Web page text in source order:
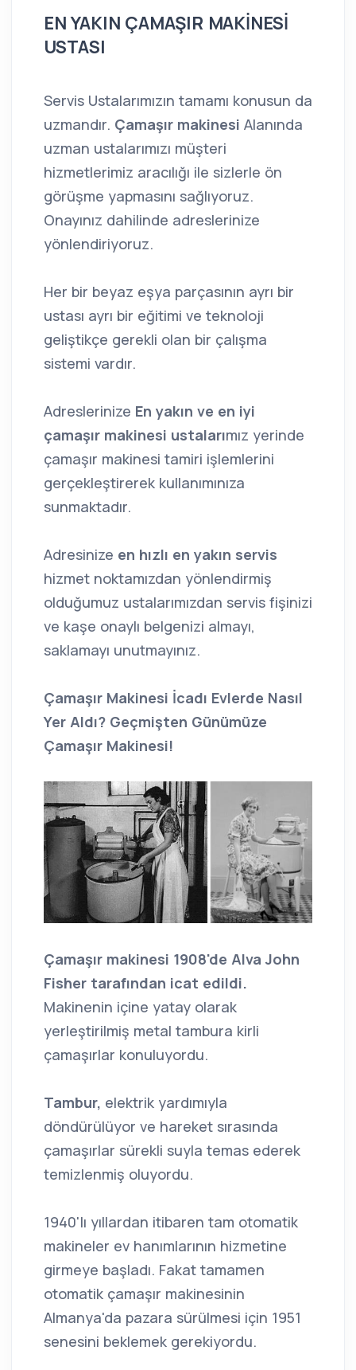
EN YAKIN ÇAMAŞIR MAKİNESİ
USTASI
Servis Ustalarımızın tamamı konusun da
uzmandır. Çamaşır makinesi Alanında
uzman ustalarımızı müşteri
hizmetlerimiz aracılığı ile sizlerle ön
görüşme yapmasını sağlıyoruz.
Onayınız dahilinde adreslerinize
yönlendiriyoruz.
Her bir beyaz eşya parçasının ayrı bir
ustası ayrı bir eğitimi ve teknoloji
geliştikçe gerekli olan bir çalışma
sistemi vardır.
Adreslerinize En yakın ve en iyi
çamaşır makinesi ustalarımız yerinde
çamaşır makinesi tamiri işlemlerini
gerçekleştirerek kullanımınıza
sunmaktadır.
Adresinize en hızlı en yakın servis
hizmet noktamızdan yönlendirmiş
olduğumuz ustalarımızdan servis fişinizi
ve kaşe onaylı belgenizi almayı,
saklamayı unutmayınız.
Çamaşır Makinesi İcadı Evlerde Nasıl
Yer Aldı? Geçmişten Günümüze
Çamaşır Makinesi!
Çamaşır makinesi 1908'de Alva John
Fisher tarafından icat edildi.
Makinenin içine yatay olarak
yerleştirilmiş metal tambura kirli
çamaşırlar konuluyordu.
Tambur, elektrik yardımıyla
döndürülüyor ve hareket sırasında
çamaşırlar sürekli suyla temas ederek
temizlenmiş oluyordu.
1940'lı yıllardan itibaren tam otomatik
makineler ev hanımlarının hizmetine
girmeye başladı. Fakat tamamen
otomatik çamaşır makinesinin
Almanya'da pazara sürülmesi için 1951
senesini beklemek gerekiyordu.